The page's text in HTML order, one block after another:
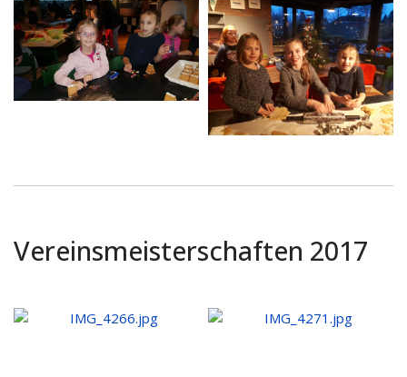
Vereinsmeisterschaften 2017